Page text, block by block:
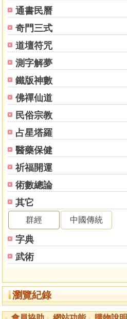
通書民曆
奇門三式
道壇符咒
測字解夢
鐵版神數
佛禪仙道
民俗宗教
占星塔羅
醫藥保健
祈福開運
術數總論
其它
群經 中國傳統
字典
武術
瀏覽紀錄